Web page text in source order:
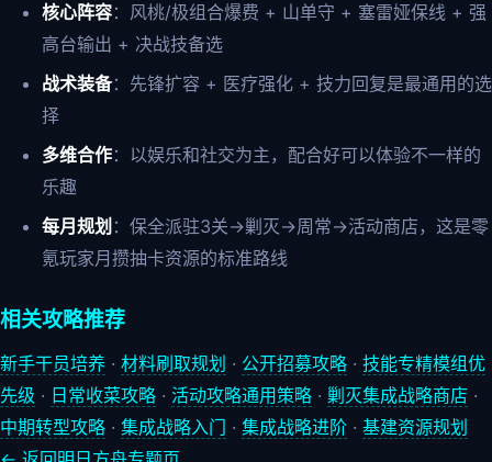
核心阵容：风桃/极组合爆费 + 山单守 + 塞雷娅保线 + 强
高台输出 + 决战技备选
战术装备：先锋扩容 + 医疗强化 + 技力回复是最通用的选
择
多维合作：以娱乐和社交为主，配合好可以体验不一样的
乐趣
每月规划 ：保全派驻3关→剿灭→周常→活动商店，这是零
氪玩家月攒抽卡资源的标准路线
相关攻略推荐
新手干员培养 · 材料刷取规划 · 公开招募攻略 · 技能专精模组优
先级 · 日常收菜攻略 · 活动攻略通用策略 · 剿灭集成战略商店 ·
中期转型攻略 · 集成战略入门 · 集成战略进阶 · 基建资源规划